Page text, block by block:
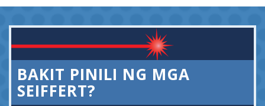
BAKIT PINILI NG MGA
SEIFFERT?